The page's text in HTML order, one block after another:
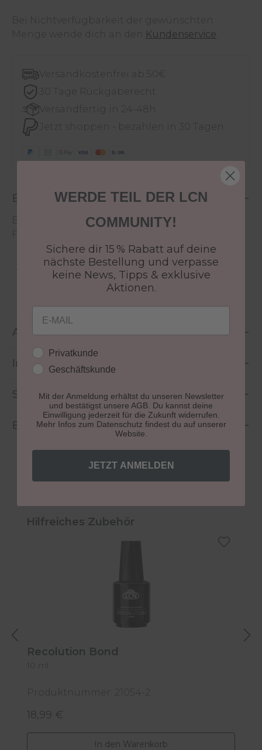
Bei Nichtverfügbarkeit der gewünschten
Menge wende dich an den
Kundenservice
Versandkostenfrei ab 50€
30 Tage Rückgaberecht
Versandfertig in 24-48h
Jetzt shoppen - bezahlen in 30 Tagen
Beschreibung
Entdecken Sie über 150 Recolution Advanced
Farben zum Sonderpreis von 4,99 €.
Aushärtung: lichthärtend
10 ml
Anwendung
Inhaltsstoffe
Sicherheitshinweise
Bewertungen
Produktgalerie überspringen
Hilfreiches Zubehör
Recolution Bond
Produktnummer: 21054-2
Regulärer Preis:
18,99 €
In den Warenkorb
WERDE TEIL DER LCN
COMMUNITY!
Sichere dir 15 % Rabatt auf deine
nächste Bestellung und verpasse
keine News, Tipps & exklusive
Aktionen.
Email
Kundengruppe
Privatkunde
Geschäftskunde
Mit der Anmeldung erhältst du unseren Newsletter
und bestätigst unsere AGB. Du kannst deine
Einwilligung jederzeit für die Zukunft widerrufen.
Mehr Infos zum Datenschutz findest du auf unserer
Website.
JETZT ANMELDEN